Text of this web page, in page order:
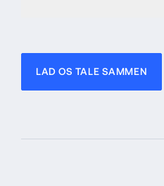
LAD OS TALE SAMMEN